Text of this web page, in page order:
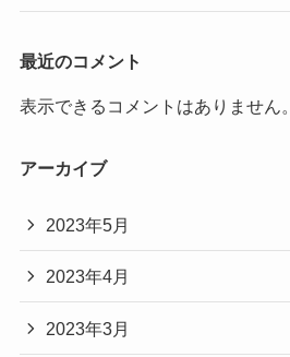
最近のコメント
表示できるコメントはありません。
アーカイブ
2023年5月
2023年4月
2023年3月